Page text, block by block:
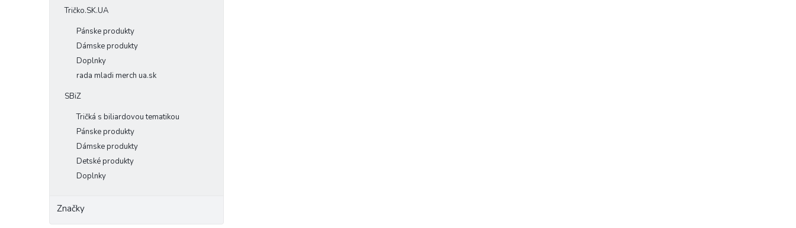
Tričko.SK.UA
Pánske produkty
Dámske produkty
Doplnky
rada mladi merch ua.sk
SBiZ
Tričká s biliardovou tematikou
Pánske produkty
Dámske produkty
Detské produkty
Doplnky
Značky